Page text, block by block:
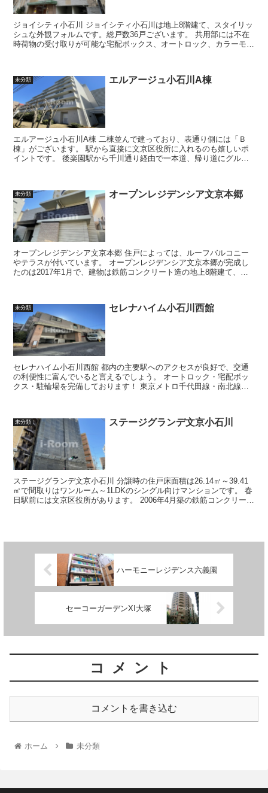
ジョイシティ小石川 ジョイシティ小石川は地上8階建て、スタイリッ
シュな外観フォルムです。総戸数36戸ございます。 共用部には不在
時荷物の受け取りが可能な宅配ボックス、オートロック、カラーモニ
未分類 エルアージュ小石川A棟
エルアージュ小石川A棟 二棟並んで建っており、表通り側には「Ｂ
棟」がございます。 駅から直接に文京区役所に入れるのも嬉しいポ
イントです。 後楽園駅から千川通り経由で一本道、帰り道にグルメ
未分類 オープンレジデンシア文京本郷
オープンレジデンシア文京本郷 住戸によっては、ルーフバルコニー
やテラスが付いています。 オープンレジデンシア文京本郷が完成し
たのは2017年1月で、建物は鉄筋コンクリート造の地上8階建て、総
未分類 セレナハイム小石川西館
セレナハイム小石川西館 都内の主要駅へのアクセスが良好で、交通
の利便性に富んでいると言えるでしょう。 オートロック・宅配ボッ
クス・駐輪場を完備しております！ 東京メトロ千代田線・南北線
未分類 ステージグランデ文京小石川
ステージグランデ文京小石川 分譲時の住戸床面積は26.14㎡～39.41
㎡で間取りはワンルーム～1LDKのシングル向けマンションです。 春
日駅前には文京区役所があります。 2006年4月築の鉄筋コンクリート
ハーモニーレジデンス六義園
セーコーガーデンXI大塚
コメント
コメントを書き込む
ホーム 未分類